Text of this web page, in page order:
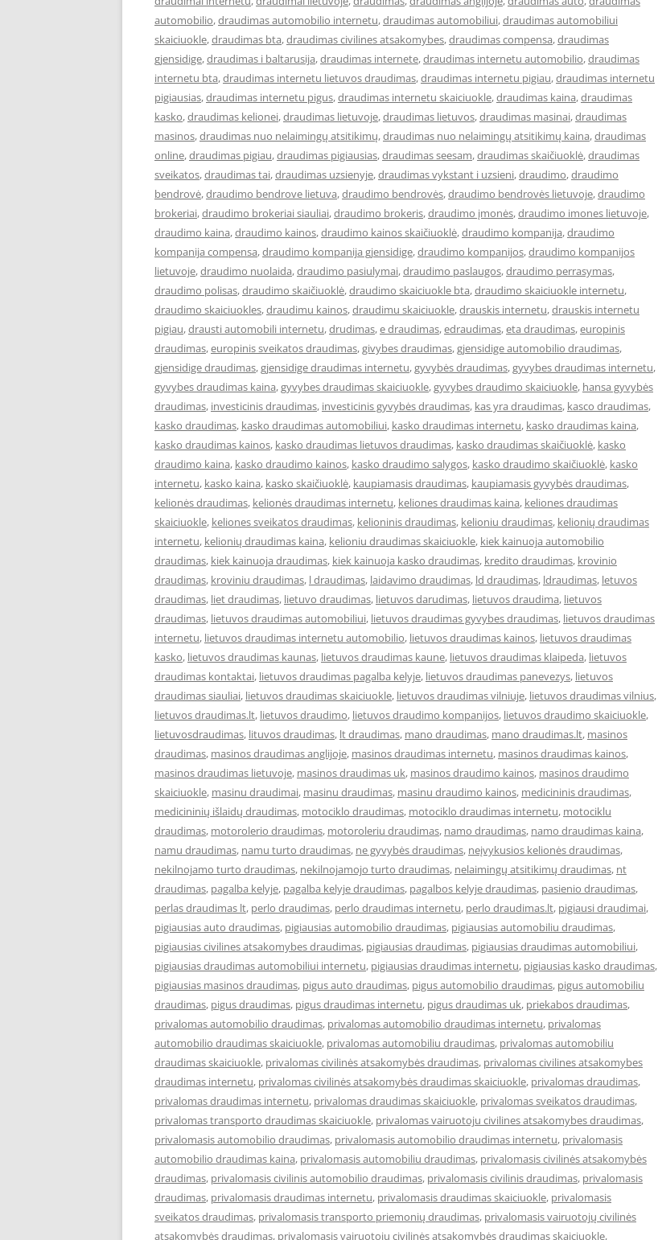
automobilio,draudimas automobilio internetu,draudimas automobiliui,draudimas automobiliui
skaiciuokle,draudimas bta,draudimas civilines atsakomybes,draudimas compensa,draudimas
gjensidige,draudimas i baltarusija,draudimas internete,draudimas internetu automobilio,draudimas
internetu bta,draudimas internetu lietuvos draudimas,draudimas internetu pigiau,draudimas internetu
pigiausias,draudimas internetu pigus,draudimas internetu skaiciuokle,draudimas kaina,draudimas
kasko,draudimas kelionei,draudimas lietuvoje,draudimas lietuvos,draudimas masinai,draudimas
masinos,draudimas nuo nelaimingų atsitikimų,draudimas nuo nelaimingų atsitikimų kaina,draudimas
online,draudimas pigiau,draudimas pigiausias,draudimas seesam,draudimas skaičiuoklė,draudimas
sveikatos,draudimas tai,draudimas uzsienyje,draudimas vykstant i uzsieni,draudimo,draudimo
bendrovė,draudimo bendrove lietuva,draudimo bendrovės,draudimo bendrovės lietuvoje,draudimo
brokeriai,draudimo brokeriai siauliai,draudimo brokeris,draudimo įmonės,draudimo imones lietuvoje,
draudimo kaina,draudimo kainos,draudimo kainos skaičiuoklė,draudimo kompanija,draudimo
kompanija compensa,draudimo kompanija gjensidige,draudimo kompanijos,draudimo kompanijos
lietuvoje,draudimo nuolaida,draudimo pasiulymai,draudimo paslaugos,draudimo perrasymas,
draudimo polisas,draudimo skaičiuoklė,draudimo skaiciuokle bta,draudimo skaiciuokle internetu,
draudimo skaiciuokles,draudimu kainos,draudimu skaiciuokle,drauskis internetu,drauskis internetu
pigiau,drausti automobili internetu,drudimas,e draudimas,edraudimas,eta draudimas,europinis
draudimas,europinis sveikatos draudimas,givybes draudimas,gjensidige automobilio draudimas,
gjensidige draudimas,gjensidige draudimas internetu,gyvybės draudimas,gyvybes draudimas internetu,
gyvybes draudimas kaina,gyvybes draudimas skaiciuokle,gyvybes draudimo skaiciuokle, hansa gyvybės
draudimas, investicinis draudimas, investicinis gyvybės draudimas, kas yra draudimas, kasco draudimas,
kasko draudimas, kasko draudimas automobiliui, kasko draudimas internetu, kasko draudimas kaina,
kasko draudimas kainos, kasko draudimas lietuvos draudimas, kasko draudimas skaičiuoklė, kasko
draudimo kaina, kasko draudimo kainos, kasko draudimo salygos, kasko draudimo skaičiuoklė, kasko
internetu, kasko kaina, kasko skaičiuoklė, kaupiamasis draudimas, kaupiamasis gyvybės draudimas,
kelionės draudimas, kelionės draudimas internetu, keliones draudimas kaina, keliones draudimas
skaiciuokle, keliones sveikatos draudimas, kelioninis draudimas, kelioniu draudimas, kelionių draudimas
internetu, kelionių draudimas kaina, kelioniu draudimas skaiciuokle, kiek kainuoja automobilio
draudimas, kiek kainuoja draudimas, kiek kainuoja kasko draudimas, kredito draudimas, krovinio
draudimas, kroviniu draudimas, l draudimas, laidavimo draudimas, ld draudimas, ldraudimas, letuvos
draudimas, liet draudimas, lietuvo draudimas, lietuvos darudimas, lietuvos draudima, lietuvos
draudimas, lietuvos draudimas automobiliui, lietuvos draudimas gyvybes draudimas, lietuvos draudimas
internetu, lietuvos draudimas internetu automobilio, lietuvos draudimas kainos, lietuvos draudimas
kasko, lietuvos draudimas kaunas, lietuvos draudimas kaune, lietuvos draudimas klaipeda, lietuvos
draudimas kontaktai, lietuvos draudimas pagalba kelyje, lietuvos draudimas panevezys, lietuvos
draudimas siauliai, lietuvos draudimas skaiciuokle, lietuvos draudimas vilniuje, lietuvos draudimas vilnius,
lietuvos draudimas.lt, lietuvos draudimo, lietuvos draudimo kompanijos, lietuvos draudimo skaiciuokle,
lietuvosdraudimas, lituvos draudimas, lt draudimas, mano draudimas, mano draudimas.lt, masinos
draudimas, masinos draudimas anglijoje, masinos draudimas internetu, masinos draudimas kainos,
masinos draudimas lietuvoje, masinos draudimas uk, masinos draudimo kainos, masinos draudimo
skaiciuokle, masinu draudimai, masinu draudimas, masinu draudimo kainos, medicininis draudimas,
medicininių išlaidų draudimas, motociklo draudimas, motociklo draudimas internetu, motociklu
draudimas, motorolerio draudimas, motoroleriu draudimas, namo draudimas, namo draudimas kaina,
namu draudimas, namu turto draudimas, ne gyvybės draudimas, neįvykusios kelionės draudimas,
nekilnojamo turto draudimas, nekilnojamojo turto draudimas, nelaimingų atsitikimų draudimas, nt
draudimas, pagalba kelyje, pagalba kelyje draudimas, pagalbos kelyje draudimas, pasienio draudimas,
perlas draudimas lt, perlo draudimas, perlo draudimas internetu, perlo draudimas.lt, pigiausi draudimai,
pigiausias auto draudimas, pigiausias automobilio draudimas, pigiausias automobiliu draudimas,
pigiausias civilines atsakomybes draudimas, pigiausias draudimas, pigiausias draudimas automobiliui,
pigiausias draudimas automobiliui internetu, pigiausias draudimas internetu, pigiausias kasko draudimas,
pigiausias masinos draudimas, pigus auto draudimas, pigus automobilio draudimas, pigus automobiliu
draudimas, pigus draudimas, pigus draudimas internetu, pigus draudimas uk, priekabos draudimas,
privalomas automobilio draudimas, privalomas automobilio draudimas internetu, privalomas
automobilio draudimas skaiciuokle, privalomas automobiliu draudimas, privalomas automobiliu
draudimas skaiciuokle, privalomas civilinės atsakomybės draudimas, privalomas civilines atsakomybes
draudimas internetu, privalomas civilinės atsakomybės draudimas skaiciuokle, privalomas draudimas,
privalomas draudimas internetu, privalomas draudimas skaiciuokle, privalomas sveikatos draudimas,
privalomas transporto draudimas skaiciuokle, privalomas vairuotoju civilines atsakomybes draudimas,
privalomasis automobilio draudimas, privalomasis automobilio draudimas internetu, privalomasis
automobilio draudimas kaina, privalomasis automobiliu draudimas, privalomasis civilinės atsakomybės
draudimas, privalomasis civilinis automobilio draudimas, privalomasis civilinis draudimas, privalomasis
draudimas, privalomasis draudimas internetu, privalomasis draudimas skaiciuokle, privalomasis
sveikatos draudimas, privalomasis transporto priemonių draudimas, privalomasis vairuotojų civilinės
atsakomybės draudimas, privalomasis vairuotojų civilinės atsakomybės draudimas skaiciuokle,